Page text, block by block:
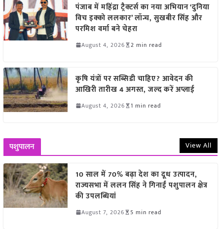
पंजाब में महिंद्रा ट्रैक्टर्स का नया अभियान ‘दुनिया
विच इक्को ललकार’ लॉन्च, सुखबीर सिंह और
परमिश वर्मा बने चेहरा
August 4, 2026 2 min read
कृषि यंत्रों पर सब्सिडी चाहिए? आवेदन की
आखिरी तारीख 4 अगस्त, जल्द करें अप्लाई
August 4, 2026 1 min read
पशुपालन View All
10 साल में 70% बढ़ा देश का दूध उत्पादन,
राज्यसभा में ललन सिंह ने गिनाईं पशुपालन क्षेत्र
की उपलब्धियां
August 7, 2026 5 min read